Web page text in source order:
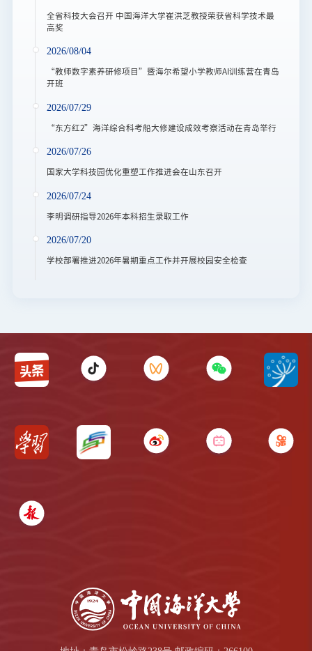
全省科技大会召开 中国海洋大学崔洪芝教授荣获省科学技术最
高奖
2026/08/04
“教师数字素养研修项目”暨海尔希望小学教师AI训练营在青岛
开班
2026/07/29
“东方红2”海洋综合科考船大修建设成效考察活动在青岛举行
2026/07/26
国家大学科技园优化重塑工作推进会在山东召开
2026/07/24
李明调研指导2026年本科招生录取工作
2026/07/20
学校部署推进2026年暑期重点工作并开展校园安全检查